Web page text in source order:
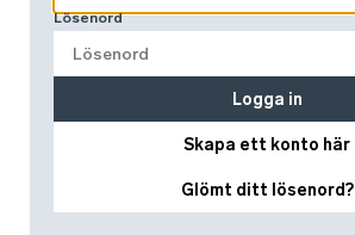
Lösenord
Skapa ett konto här
Glömt ditt lösenord?
Logga in